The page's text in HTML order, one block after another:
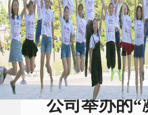
员工社团
公司举办的